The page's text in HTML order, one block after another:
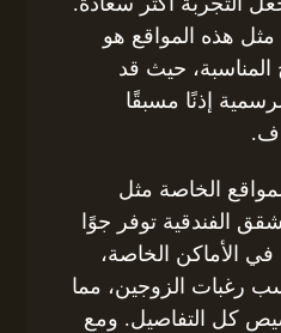
هذه المواقع هو
حيث قد
إذنًا مسبقًا
الخاصة مثل
الفندقية توفر جوًا
الأماكن الخاصة،
رغبات الزوجين، مما
كل التفاصيل. ومع